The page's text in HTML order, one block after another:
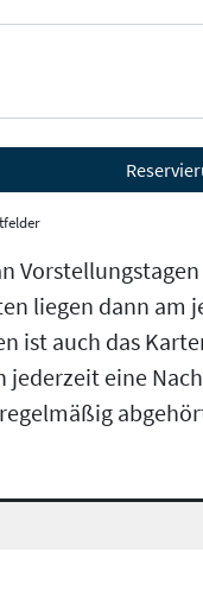
liegen dann am
ist auch das
jederzeit eine